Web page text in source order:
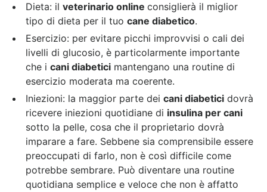
Dieta: il veterinario online consiglierà il miglior
tipo di dieta per il tuo cane diabetico.
Esercizio: per evitare picchi improvvisi o cali dei
livelli di glucosio, è particolarmente importante
che i cani diabetici mantengano una routine di
esercizio moderata ma coerente.
Iniezioni: la maggior parte dei cani diabetici dovrà
ricevere iniezioni quotidiane di insulina per cani
sotto la pelle, cosa che il proprietario dovrà
imparare a fare. Sebbene sia comprensibile essere
preoccupati di farlo, non è così difficile come
potrebbe sembrare. Può diventare una routine
quotidiana semplice e veloce che non è affatto